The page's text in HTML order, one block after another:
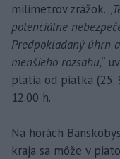
milimetrov zrážok. „
potenciálne
Predpokladaný úhrn
menšieho rozsahu,“
platia od piatka (25.
12.00 h.
Na horách
kraja sa môže v